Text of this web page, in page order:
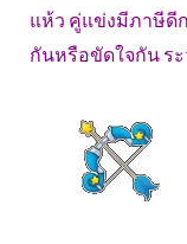
แห้ว คู่แข่งมีภาษีดี
กันหรือขัดใจกัน ระ